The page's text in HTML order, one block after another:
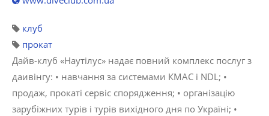
клуб
прокат
Дайв-клуб «Наутілус» надає повний комплекс послуг з
даивінгу: • навчання за системами КМАС і NDL; •
продаж, прокаті сервіс спорядження; • організацію
зарубіжних турів і турів вихідного дня по Україні; •